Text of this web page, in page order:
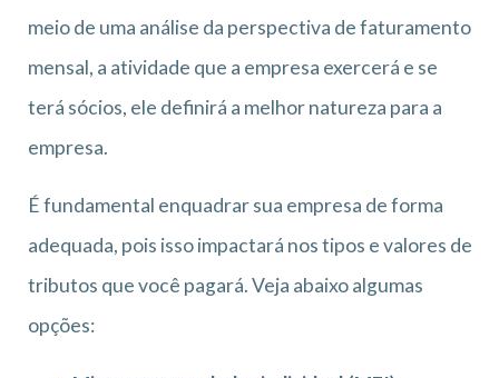
meio de uma análise da perspectiva de faturamento
mensal, a atividade que a empresa exercerá e se
terá sócios, ele definirá a melhor natureza para a
empresa.
É fundamental enquadrar sua empresa de forma
adequada, pois isso impactará nos tipos e valores de
tributos que você pagará. Veja abaixo algumas
opções: